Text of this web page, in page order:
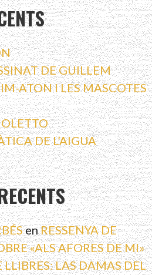
DE GUILLEM
ATON I LES MASCOTES
DE L’AIGUA
enRESSENYA DE
«ALS AFORES DE MI»
LLIBRES: LAS DAMAS DEL